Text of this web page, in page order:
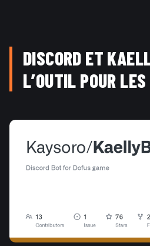
DISCORD ET
L’OUTIL POUR